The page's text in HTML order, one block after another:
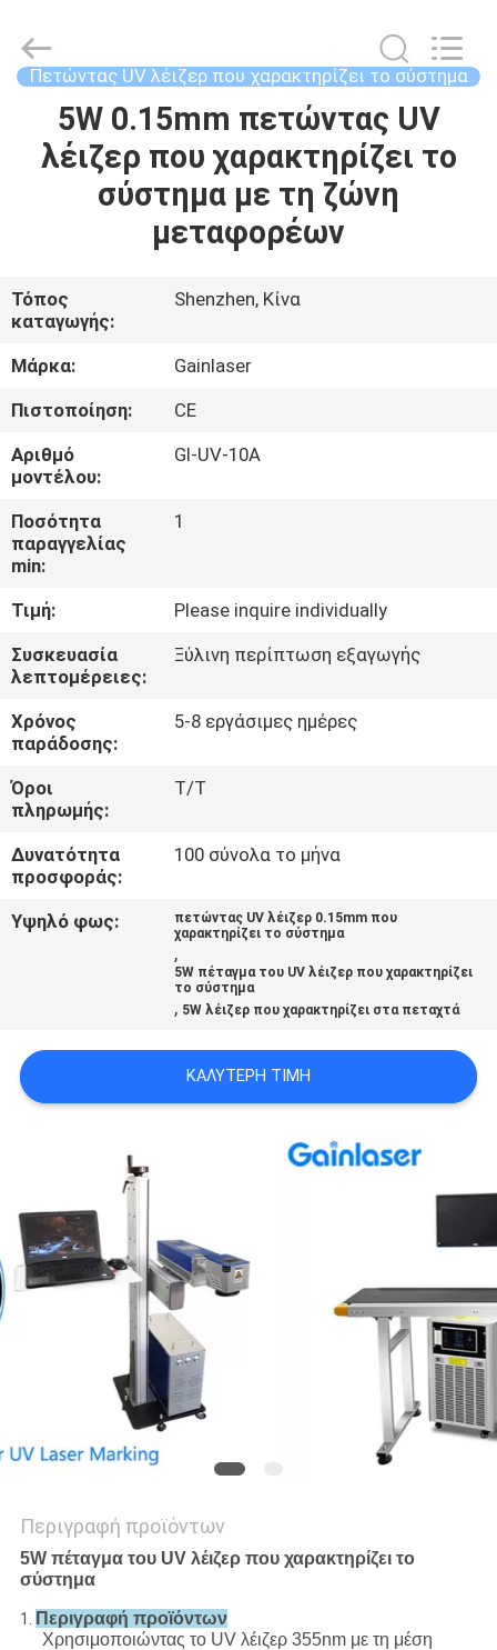
ΣΠΊΤΙ
ΠΡΟΪΌΝΤΑ
ΕΜΕΊΣ
ΓΎΡΟΣ
ΕΡΓΟΣΤΑΣΊΩΝ
ΠΟΙΟΤΙΚΌΣ
ΈΛΕΓΧΟΣ
ΕΛΆΤΕ
ΣΕ
ΕΠΑΦΉ
ΜΕ
ΖΗΤΉΣΤΕ
ΈΝΑ
ΑΠΌΣΠΑΣΜΑ
POLICY
μηχανή
supplier.
Copyright
Shenzhen
Πετώντας UV λέιζερ που χαρακτηρίζει το σύστημα
5W 0.15mm πετώντας UV
λέιζερ που χαρακτηρίζει το
σύστημα με τη ζώνη
μεταφορέων
Τόπος
καταγωγής:
Shenzhen, Κίνα
Μάρκα:
Gainlaser
Πιστοποίηση:
CE
Αριθμό
μοντέλου:
Gl-UV-10A
Ποσότητα
παραγγελίας
min:
1
Τιμή:
Please inquire individually
Συσκευασία
λεπτομέρειες:
Ξύλινη περίπτωση εξαγωγής
Χρόνος
παράδοσης:
5-8 εργάσιμες ημέρες
Όροι
πληρωμής:
T/T
Δυνατότητα
προσφοράς:
100 σύνολα το μήνα
Υψηλό φως:
πετώντας UV λέιζερ 0.15mm που
χαρακτηρίζει το σύστημα
,
5W πέταγμα του UV λέιζερ που χαρακτηρίζει
το σύστημα
, 5W λέιζερ που χαρακτηρίζει στα πεταχτά
ΚΑΛΎΤΕΡΗ ΤΙΜΉ
Περιγραφή προϊόντων
5W πέταγμα του UV λέιζερ που χαρακτηρίζει το
σύστημα
1. Περιγραφή προϊόντων
Χρησιμοποιώντας το UV λέιζερ 355nm με τη μέση